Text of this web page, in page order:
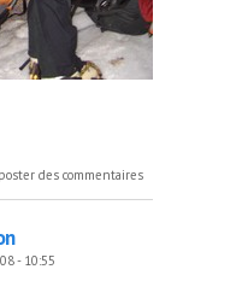
Barel le 03 Mai 2008
des commentaires
- 10:55